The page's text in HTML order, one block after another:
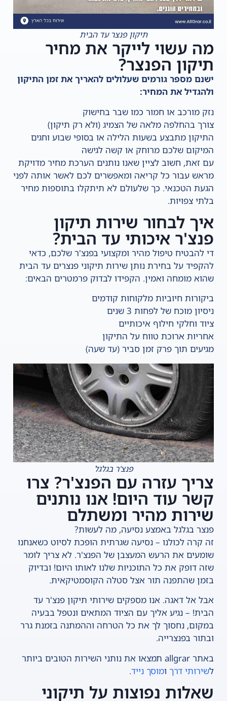
תיקון פנצר עד הבית
מה עשוי לייקר את מחיר
תיקון הפנצר?
ישנם מספר גורמים שעלולים להאריך את זמן התיקון
ולהגדיל את המחיר:
נזק מורכב או חמור כמו שבר בחישוק
צורך בהחלפה מלאה של הצמיג (ולא רק תיקון)
התיקון מתבצע בשעות הלילה או בסופי שבוע וחגים
המיקום שלכם מרוחק או קשה לגישה
עם זאת, חשוב לציין שאנו נותנים הערכת מחיר מדויקת
מראש עבור כל קריאה ומאפשרים לכם לאשר אותה לפני
הגעת הטכנאי. כך שלעולם לא תיתקלו בתוספות מחיר
בלתי צפויות.
איך לבחור שירות תיקון
פנצ'ר איכותי עד הבית?
די להבטיח טיפול מהיר ומקצועי בפנצ'ר שלכם, כדאי
להקפיד על בחירת נותן שירות תיקוני פנצרים עד הבית
שהוא מומחה ואמין. הקפידו לבדוק פרמטרים הבאים:
ביקורות חיוביות מלקוחות קודמים
ניסיון מוכח של לפחות 3 שנים
ציוד וחלקי חילוף איכותיים
אחריות ארוכת טווח על התיקון
מגיעים תוך פרק זמן סביר (עד שעה)
פנצ'ר בגלגל
צריך עזרה עם הפנצ'ר? צרו
קשר עוד היום! אנו נותנים
שירות מהיר ומשתלם
פנצר בגלגל באמצע נסיעה, מה לעשות?
זה קרה לכולנו – נסיעה שגרתית הופכת לסיוט כשאנחנו
שומעים את הרעש המעצבן של הפנצ'ר. לא צריך לומר
שזה דופק את כל התוכניות שלנו לאותו היום! ובדיוק
בזמן שהתפנה תור אצל סטלה הקוסמטיקאית.
אבל אל דאגה. אנו מספקים שירותי תיקון פנצ'ר עד
הבית! – נגיע אליך עם הציוד המתאים ונטפל בבעיה
במקום, נחסוך לך את כל הטרחה וההמתנה בזמנת גרר
ובתור בפנצרייה.
באתר allgrar תמצאו את נותני השירות הטובים ביותר
לשירותי דרך ומוסך נייד.
שאלות נפוצות על תיקוני